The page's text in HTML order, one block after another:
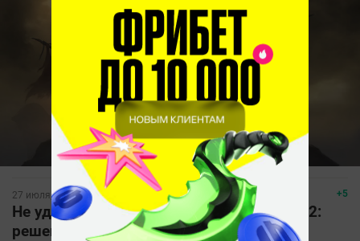
+5
27 июля, 14:38
Не удалось вычислить задержку в Dota 2:
решение проблемы